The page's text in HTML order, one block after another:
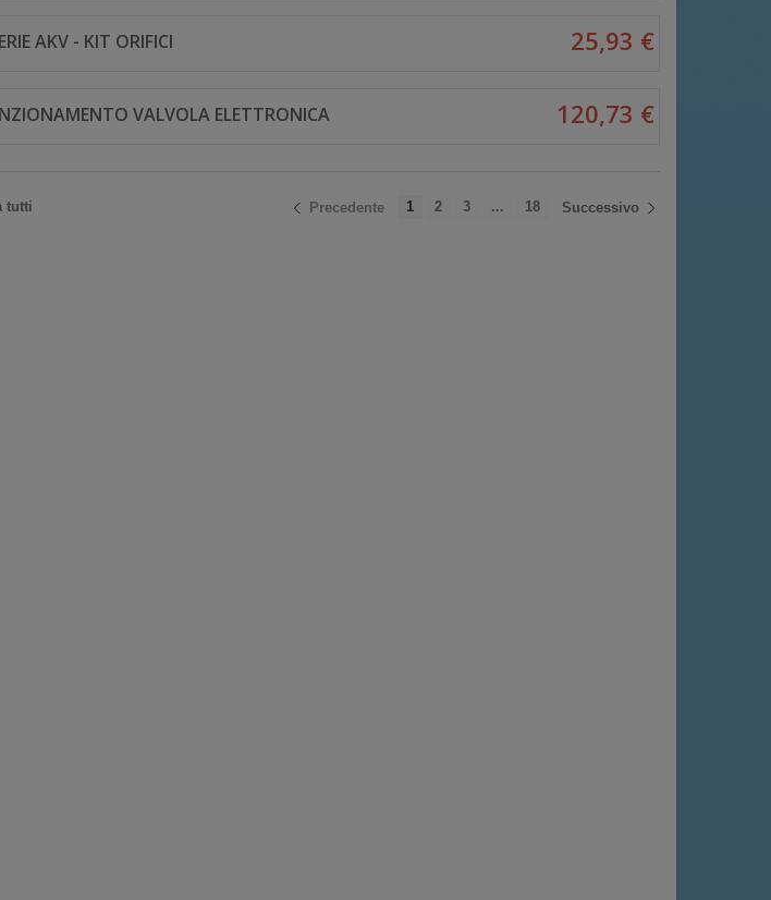
AKV - KIT ORIFICI 25,93 €
VALVOLA ELETTRONICA 120,73 €
Precedente 1 2 3 ... 18 Successivo
tutti